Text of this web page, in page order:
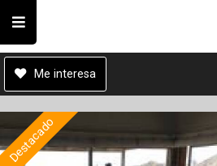
Me interesa
Destacado